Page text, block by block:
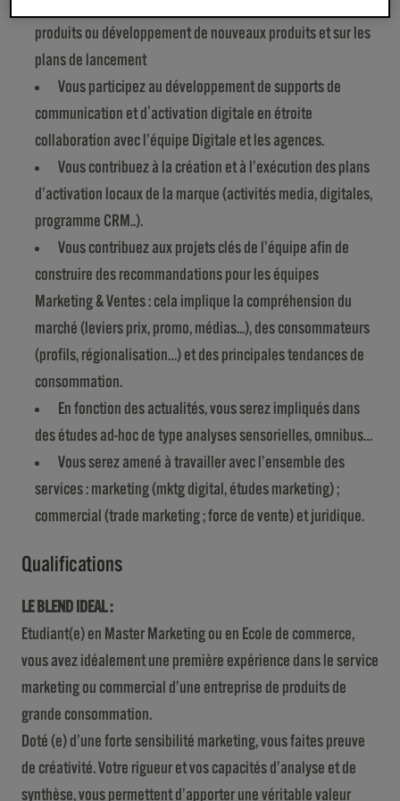
produits ou développement de nouveaux produits et sur les
plans de lancement
Vous participez au développement de supports de
communication et d'activation digitale en étroite
collaboration avec l’équipe Digitale et les agences.
Vous contribuez à la création et à l’exécution des plans
d’activation locaux de la marque (activités media, digitales,
programme CRM..).
Vous contribuez aux projets clés de l’équipe afin de
construire des recommandations pour les équipes
Marketing & Ventes : cela implique la compréhension du
marché (leviers prix, promo, médias...), des consommateurs
(profils, régionalisation…) et des principales tendances de
consommation.
En fonction des actualités, vous serez impliqués dans
des études ad-hoc de type analyses sensorielles, omnibus…
Vous serez amené à travailler avec l’ensemble des
services : marketing (mktg digital, études marketing) ;
commercial (trade marketing ; force de vente) et juridique.
Qualifications
LE BLEND IDEAL :
Etudiant(e) en Master Marketing ou en Ecole de commerce,
vous avez idéalement une première expérience dans le service
marketing ou commercial d’une entreprise de produits de
grande consommation.
Doté (e) d’une forte sensibilité marketing, vous faites preuve
de créativité. Votre rigueur et vos capacités d’analyse et de
synthèse, vous permettent d’apporter une véritable valeur